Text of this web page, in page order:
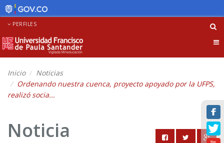
PERFILES
Inicio
Noticias
Ordenando nuestra cuenca, proyecto apoyado por la UFPS,
realizó socia...
Noticia